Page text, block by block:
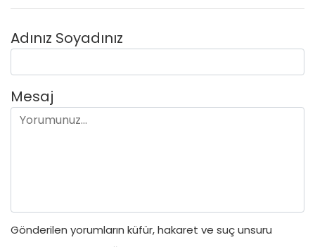
Adınız Soyadınız
Mesaj
Gönderilen yorumların küfür, hakaret ve suç unsuru